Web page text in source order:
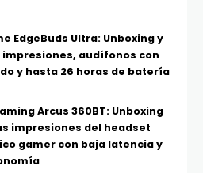
EdgeBuds Ultra: Unboxing y
audífonos con
y hasta 26 horas de batería
Arcus 360BT: Unboxing
impresiones del headset
gamer con baja latencia y